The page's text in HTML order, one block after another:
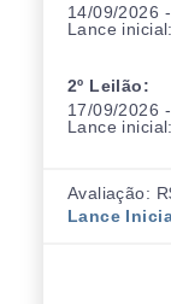
14/09/2026
Lance
2º Leilão:
17/09/2026
Lance
Avaliação:
Lance